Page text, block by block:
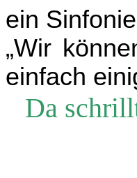
ein
„Wir kö
einfach
Da